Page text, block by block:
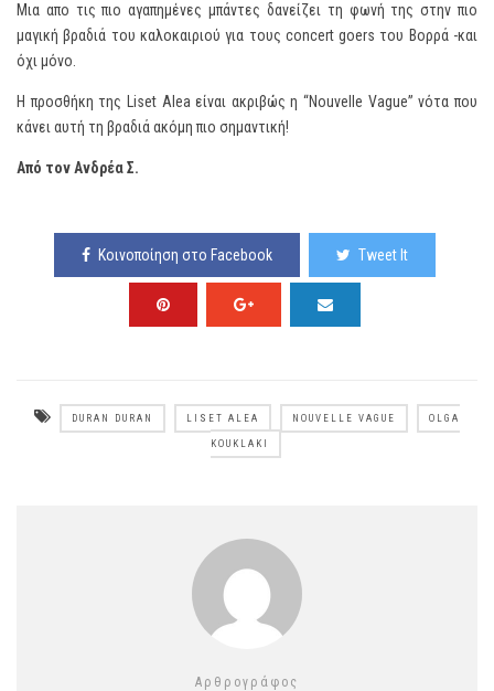
Μια απο τις πιο αγαπημένες μπάντες δανείζει τη φωνή της στην πιο
μαγική βραδιά του καλοκαιριού για τους concert goers του Βορρά -και
όχι μόνο.
H προσθήκη της Liset Alea είναι ακριβώς η “Nouvelle Vague” νότα που
κάνει αυτή τη βραδιά ακόμη πιο σημαντική!
Από τον Ανδρέα Σ.
Κοινοποίηση στο Facebook Tweet It
DURAN DURAN LISET ALEA NOUVELLE VAGUE OLGA
KOUKLAKI
Αρθρογράφος